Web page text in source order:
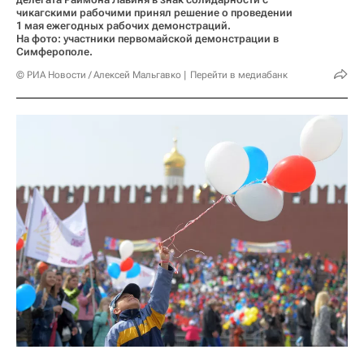
чикагскими рабочими принял решение о проведении
1 мая ежегодных рабочих демонстраций.
На фото: участники первомайской демонстрации в
Симферополе.
© РИА Новости / Алексей Мальгавко Перейти в медиабанк